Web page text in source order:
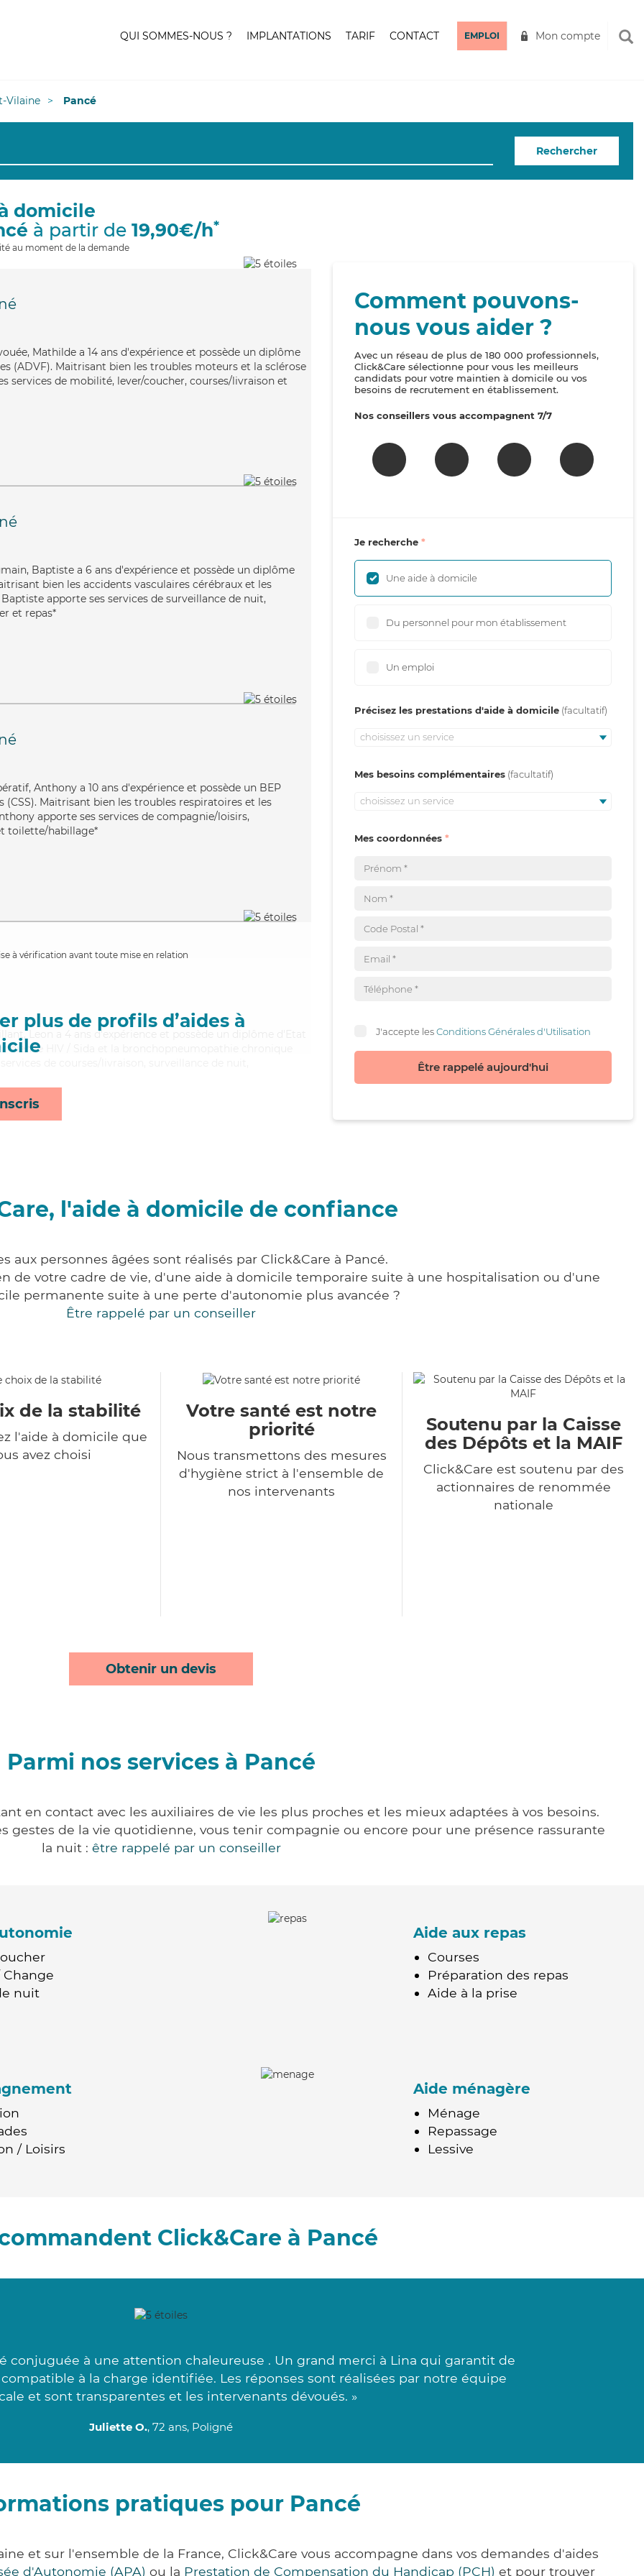
QUI SOMMES-NOUS ? IMPLANTATIONS TARIF CONTACT EMPLOI Mon compte
Vilaine Pancé
Rechercher
domicile
à partir de 19,90€/h*
au moment de la demande
Mathilde a 14 ans d'expérience et possède un diplôme
(ADVF). Maitrisant bien les troubles moteurs et la sclérose
services de mobilité, lever/coucher, courses/livraison et
Baptiste a 6 ans d'expérience et possède un diplôme
bien les accidents vasculaires cérébraux et les
apporte ses services de surveillance de nuit,
et repas*
Anthony a 10 ans d'expérience et possède un BEP
(CSS). Maitrisant bien les troubles respiratoires et les
apporte ses services de compagnie/loisirs,
toilette/habillage*
à vérification avant toute mise en relation
plus de profils d’aides à
Leon a 4 ans d'expérience et possède un diplôme d'Etat
bien le HIV / Sida et la bronchopneumopathie chronique
Comment pouvons-
nous vous aider ?
Avec un réseau de plus de 180 000 professionnels,
Click&Care sélectionne pour vous les meilleurs
candidats pour votre maintien à domicile ou vos
besoins de recrutement en établissement.
Nos conseillers vous accompagnent 7/7
Je recherche
Une aide à domicile
Du personnel pour mon établissement
Un emploi
Précisez les prestations d'aide à domicile
choisissez un service
Mes besoins complémentaires
choisissez un service
Mes coordonnées
J'accepte lesConditions Générales d'Utilisation
Être rappelé aujourd'hui
l'aide à domicile de confiance
aux personnes âgées sont réalisés par Click&Care à Pancé.
de votre cadre de vie, d'une aide à domicile temporaire suite à une hospitalisation ou d'une
permanente suite à une perte d'autonomie plus avancée ?
Être rappelé par un conseiller
de la stabilité
l'aide à domicile que
avez choisi
Votre santé est notre
priorité
Nous transmettons des mesures
d'hygiène strict à l'ensemble de
nos intervenants
Soutenu par la Caisse
des Dépôts et la MAIF
Click&Care est soutenu par des
actionnaires de renommée
nationale
Obtenir un devis
Parmi nos services à Pancé
en contact avec les auxiliaires de vie les plus proches et les mieux adaptées à vos besoins.
gestes de la vie quotidienne, vous tenir compagnie ou encore pour une présence rassurante
la nuit : être rappelé par un conseiller
nuit
Aide aux repas
Courses
Préparation des repas
Aide à la prise
/ Loisirs
Aide ménagère
Ménage
Repassage
Lessive
Click&Care à Pancé
conjuguée à une attention chaleureuse . Un grand merci à Lina qui garantit de
à la charge identifiée. Les réponses sont réalisées par notre équipe
et sont transparentes et les intervenants dévoués. »
Juliette O., 72 ans, Poligné
pratiques pour Pancé
et sur l'ensemble de la France, Click&Care vous accompagne dans vos demandes d'aides
d'Autonomie (APA) ou la Prestation de Compensation du Handicap (PCH) et pour trouver